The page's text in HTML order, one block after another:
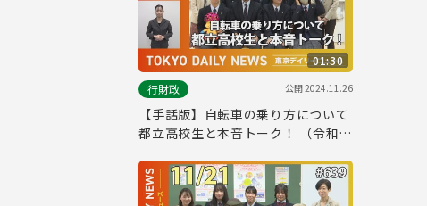
01:30
行財政
公開2024.11.26
【手話版】自転車の乗り方について
都立高校生と本音トーク！ （令和6
No.639）